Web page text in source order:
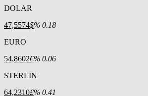
DOLAR
47,5574$% 0.18
EURO
54,8602€% 0.06
STERLİN
64,2310£% 0.41